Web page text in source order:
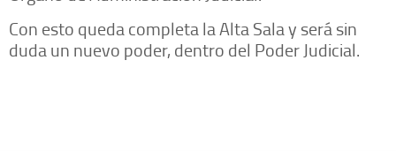
Con esto queda completa la Alta Sala y será sin
duda un nuevo poder, dentro del Poder Judicial.